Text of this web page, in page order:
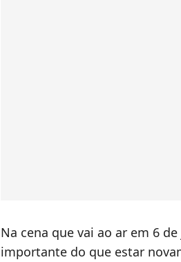
Na cena que vai ao ar em 6
importante do que estar